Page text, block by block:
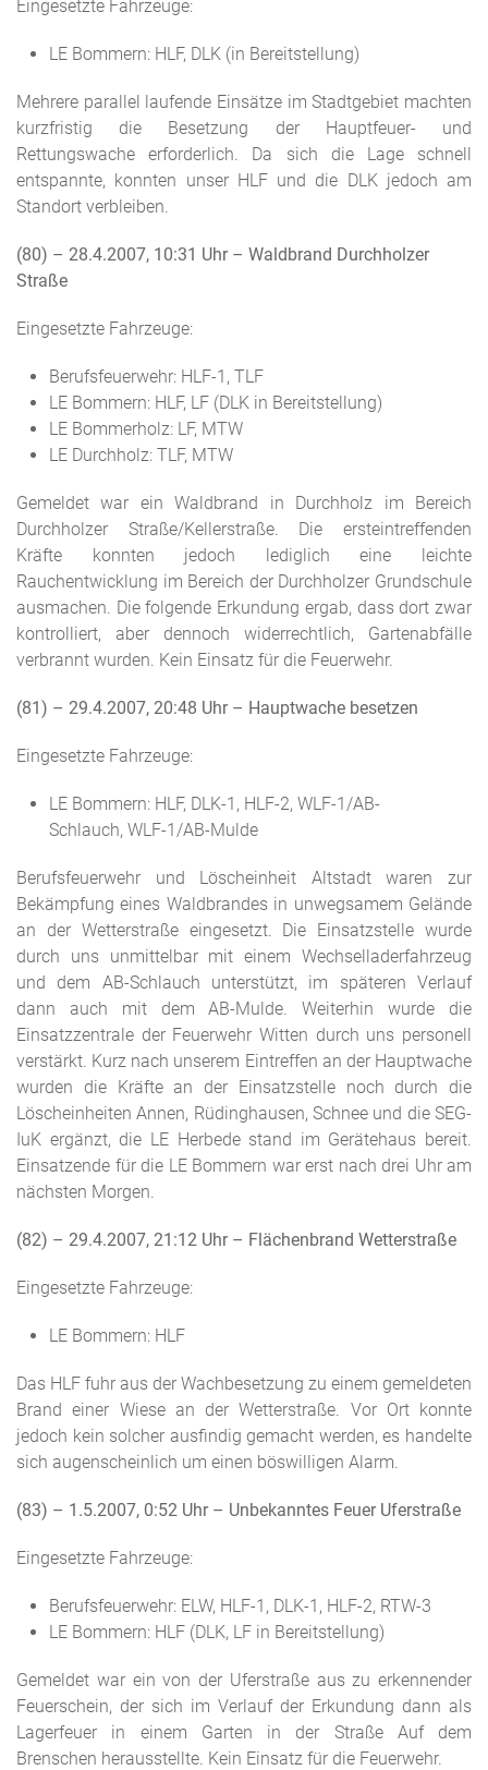
Eingesetzte Fahrzeuge:
LE Bommern: HLF, DLK (in Bereitstellung)
Mehrere parallel laufende Einsätze im Stadtgebiet machten
kurzfristig die Besetzung der Hauptfeuer- und
Rettungswache erforderlich. Da sich die Lage schnell
entspannte, konnten unser HLF und die DLK jedoch am
Standort verbleiben.
(80) – 28.4.2007, 10:31 Uhr – Waldbrand Durchholzer
Straße
Eingesetzte Fahrzeuge:
Berufsfeuerwehr: HLF-1, TLF
LE Bommern: HLF, LF (DLK in Bereitstellung)
LE Bommerholz: LF, MTW
LE Durchholz: TLF, MTW
Gemeldet war ein Waldbrand in Durchholz im Bereich
Durchholzer Straße/Kellerstraße. Die ersteintreffenden
Kräfte konnten jedoch lediglich eine leichte
Rauchentwicklung im Bereich der Durchholzer Grundschule
ausmachen. Die folgende Erkundung ergab, dass dort zwar
kontrolliert, aber dennoch widerrechtlich, Gartenabfälle
verbrannt wurden. Kein Einsatz für die Feuerwehr.
(81) – 29.4.2007, 20:48 Uhr – Hauptwache besetzen
Eingesetzte Fahrzeuge:
LE Bommern: HLF, DLK-1, HLF-2, WLF-1/AB-
Schlauch, WLF-1/AB-Mulde
Berufsfeuerwehr und Löscheinheit Altstadt waren zur
Bekämpfung eines Waldbrandes in unwegsamem Gelände
an der Wetterstraße eingesetzt. Die Einsatzstelle wurde
durch uns unmittelbar mit einem Wechselladerfahrzeug
und dem AB-Schlauch unterstützt, im späteren Verlauf
dann auch mit dem AB-Mulde. Weiterhin wurde die
Einsatzzentrale der Feuerwehr Witten durch uns personell
verstärkt. Kurz nach unserem Eintreffen an der Hauptwache
wurden die Kräfte an der Einsatzstelle noch durch die
Löscheinheiten Annen, Rüdinghausen, Schnee und die SEG-
IuK ergänzt, die LE Herbede stand im Gerätehaus bereit.
Einsatzende für die LE Bommern war erst nach drei Uhr am
nächsten Morgen.
(82) – 29.4.2007, 21:12 Uhr – Flächenbrand Wetterstraße
Eingesetzte Fahrzeuge:
LE Bommern: HLF
Das HLF fuhr aus der Wachbesetzung zu einem gemeldeten
Brand einer Wiese an der Wetterstraße. Vor Ort konnte
jedoch kein solcher ausfindig gemacht werden, es handelte
sich augenscheinlich um einen böswilligen Alarm.
(83) – 1.5.2007, 0:52 Uhr – Unbekanntes Feuer Uferstraße
Eingesetzte Fahrzeuge:
Berufsfeuerwehr: ELW, HLF-1, DLK-1, HLF-2, RTW-3
LE Bommern: HLF (DLK, LF in Bereitstellung)
Gemeldet war ein von der Uferstraße aus zu erkennender
Feuerschein, der sich im Verlauf der Erkundung dann als
Lagerfeuer in einem Garten in der Straße Auf dem
Brenschen herausstellte. Kein Einsatz für die Feuerwehr.